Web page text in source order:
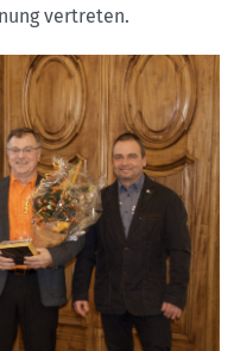
vertreten.